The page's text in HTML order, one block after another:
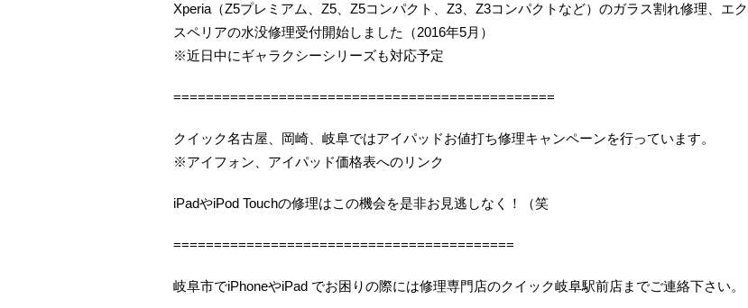
Xperia（Z5プレミアム、Z5、Z5コンパクト、Z3、Z3コンパクトなど）のガラス割れ修理、エク
スペリアの水没修理受付開始しました（2016年5月）
※近日中にギャラクシーシリーズも対応予定
===============================================
クイック名古屋、岡崎、岐阜ではアイパッドお値打ち修理キャンペーンを行っています。
※アイフォン、アイパッド価格表へのリンク
iPadやiPod Touchの修理はこの機会を是非お見逃しなく！（笑
==========================================
岐阜市でiPhoneやiPad でお困りの際には修理専門店のクイック岐阜駅前店までご連絡下さい。